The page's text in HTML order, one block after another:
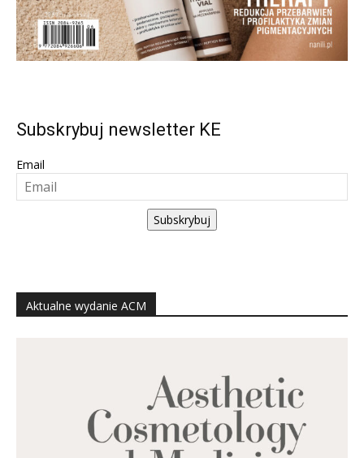
Subskrybuj newsletter KE
Email
Subskrybuj
Aktualne wydanie ACM